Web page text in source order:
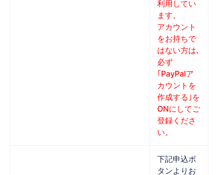
利用してい
ます。
アカウント
をお持ちで
はない方は､
必ず
｢PayPalア
カウントを
作成する｣を
ONにしてご
登録くださ
い。
下記申込ボ
タンよりお